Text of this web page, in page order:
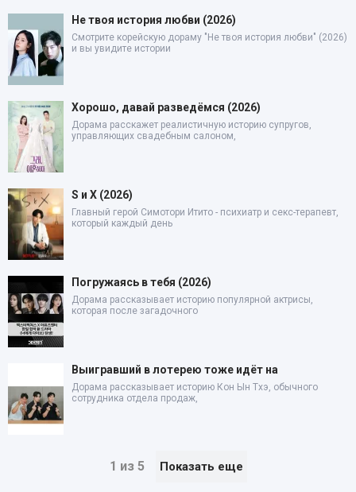
Не твоя история любви (2026)
Смотрите корейскую дораму "Не твоя история любви" (2026)
и вы увидите истории
Хорошо, давай разведёмся (2026)
Дорама расскажет реалистичную историю супругов,
управляющих свадебным салоном,
S и X (2026)
Главный герой Симотори Итито - психиатр и секс-терапевт,
который каждый день
Погружаясь в тебя (2026)
Дорама рассказывает историю популярной актрисы,
которая после загадочного
Выигравший в лотерею тоже идёт на
Дорама рассказывает историю Кон Ын Тхэ, обычного
сотрудника отдела продаж,
1 из 5 Показать еще